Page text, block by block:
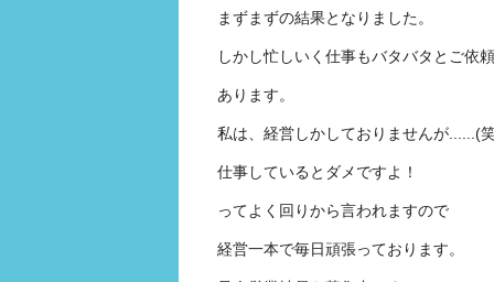
まずまずの結果となりました。
しかし忙しいく仕事もバタバタとご依
あります。
私は、経営しかしておりませんが......(
仕事しているとダメですよ！
ってよく回りから言われますので
経営一本で毎日頑張っております。